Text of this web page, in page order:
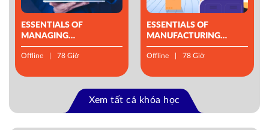
ESSENTIALS OF
MANAGING
OPERATIONS
Offline 78 Giờ
ESSENTIALS OF
MANUFACTURING
MANAGEMENT
Offline 78 Giờ
Xem tất cả khóa học